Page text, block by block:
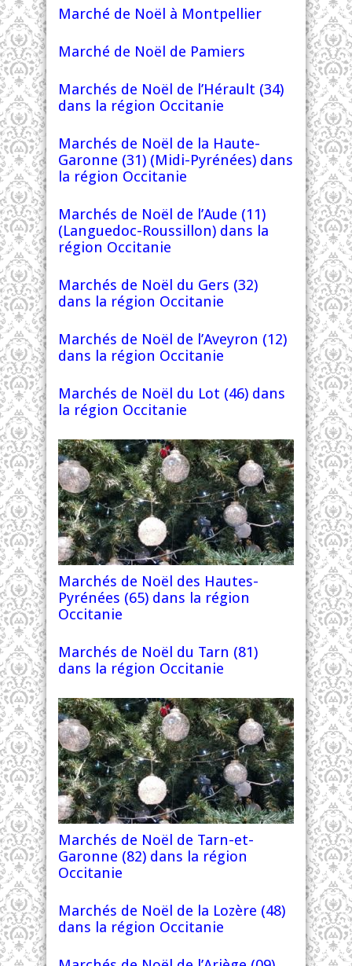
Marché de Noël à Montpellier
Marché de Noël de Pamiers
Marchés de Noël de l’Hérault (34)
dans la région Occitanie
Marchés de Noël de la Haute-
Garonne (31) (Midi-Pyrénées) dans
la région Occitanie
Marchés de Noël de l’Aude (11)
(Languedoc-Roussillon) dans la
région Occitanie
Marchés de Noël du Gers (32)
dans la région Occitanie
Marchés de Noël de l’Aveyron (12)
dans la région Occitanie
Marchés de Noël du Lot (46) dans
la région Occitanie
Marchés de Noël des Hautes-
Pyrénées (65) dans la région
Occitanie
Marchés de Noël du Tarn (81)
dans la région Occitanie
Marchés de Noël de Tarn-et-
Garonne (82) dans la région
Occitanie
Marchés de Noël de la Lozère (48)
dans la région Occitanie